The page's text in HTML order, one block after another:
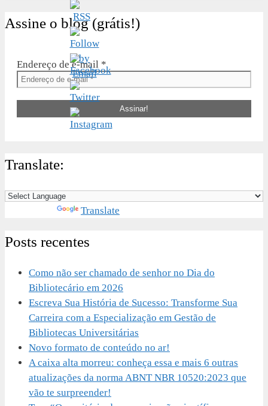
Assine o blog (grátis!)
Endereço de e-mail *
Translate:
Translate
Posts recentes
Como não ser chamado de senhor no Dia do
Bibliotecário em 2026
Escreva Sua História de Sucesso: Transforme Sua
Carreira com a Especialização em Gestão de
Bibliotecas Universitárias
Novo formato de conteúdo no ar!
A caixa alta morreu: conheça essa e mais 6 outras
atualizações da norma ABNT NBR 10520:2023 que
vão te surpreender!